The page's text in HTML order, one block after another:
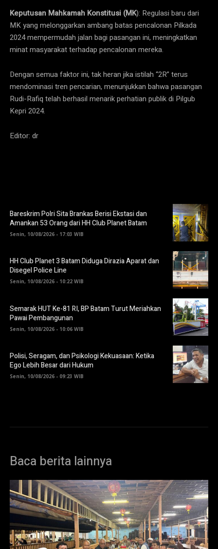
Keputusan Mahkamah Konstitusi (MK): Regulasi baru dari
MK yang melonggarkan ambang batas pencalonan Pilkada
2024 mempermudah jalan bagi pasangan ini, meningkatkan
minat masyarakat terhadap pencalonan mereka.
Dengan semua faktor ini, tak heran jika istilah “2R” terus
mendominasi tren pencarian, menunjukkan bahwa pasangan
Rudi-Rafiq telah berhasil menarik perhatian publik di Pilgub
Kepri 2024.
Editor: dr
Bareskrim Polri Sita Brankas Berisi Ekstasi dan
Amankan 53 Orang dari HH Club Planet Batam
Senin, 10/08/2026 - 17:03 WIB
HH Club Planet 3 Batam Diduga Dirazia Aparat dan
Disegel Police Line
Senin, 10/08/2026 - 10:22 WIB
Semarak HUT Ke-81 RI, BP Batam Turut Meriahkan
Pawai Pembangunan
Senin, 10/08/2026 - 10:06 WIB
Polisi, Seragam, dan Psikologi Kekuasaan: Ketika
Ego Lebih Besar dari Hukum
Senin, 10/08/2026 - 09:23 WIB
Baca berita lainnya